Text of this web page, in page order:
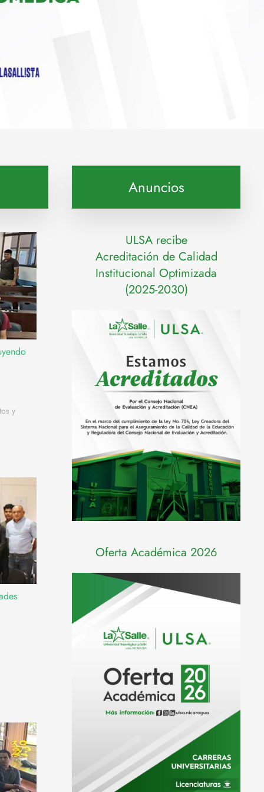
y
Anuncios
ULSA recibe
Acreditación de Calidad
Institucional Optimizada
(2025-2030)
Oferta Académica 2026